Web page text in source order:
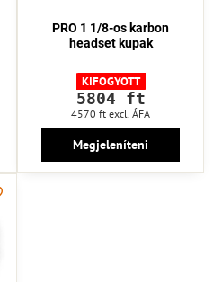
PRO 1 1/8-os karbon
headset kupak
KIFOGYOTT
5804 ft
4570 ft excl. ÁFA
Megjeleníteni